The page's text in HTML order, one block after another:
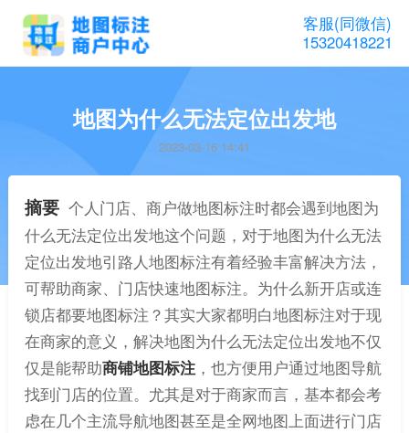
客服(同微信)
15320418221
地图为什么无法定位出发地
2023-03-16 14:41
摘要 个人门店、商户做地图标注时都会遇到地图为
什么无法定位出发地这个问题，对于地图为什么无法
定位出发地引路人地图标注有着经验丰富解决方法，
可帮助商家、门店快速地图标注。为什么新开店或连
锁店都要地图标注？其实大家都明白地图标注对于现
在商家的意义，解决地图为什么无法定位出发地不仅
仅是能帮助商铺地图标注，也方便用户通过地图导航
找到门店的位置。尤其是对于商家而言，基本都会考
虑在几个主流导航地图甚至是全网地图上面进行门店